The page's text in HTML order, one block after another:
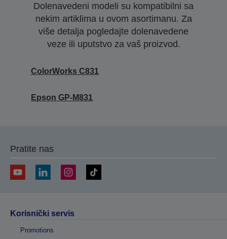
Dolenavedeni modeli su kompatibilni sa
nekim artiklima u ovom asortimanu. Za
više detalja pogledajte dolenavedene
veze ili uputstvo za vaš proizvod.
ColorWorks C831
Epson GP-M831
Pratite nas
Korisnički servis
Promotions